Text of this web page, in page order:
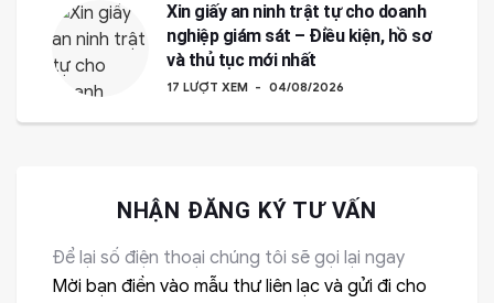
Xin giấy an ninh trật tự cho doanh
nghiệp giám sát – Điều kiện, hồ sơ
và thủ tục mới nhất
17 LƯỢT XEM 04/08/2026
NHẬN ĐĂNG KÝ TƯ VẤN
Để lại số điện thoại chúng tôi sẽ gọi lại ngay
Mời bạn điền vào mẫu thư liên lạc và gửi đi cho